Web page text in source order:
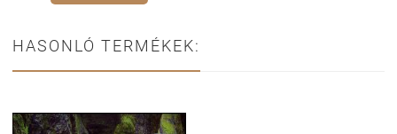
HASONLÓ TERMÉKEK: